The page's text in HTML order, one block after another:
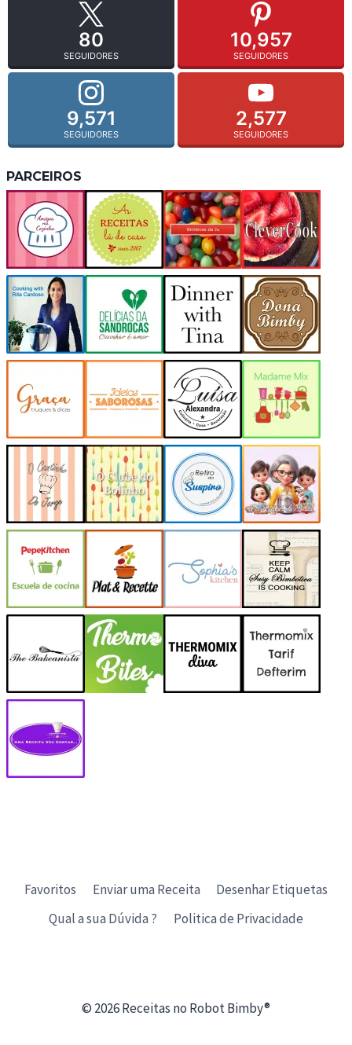
80
SEGUIDORES
10,957
SEGUIDORES
9,571
SEGUIDORES
2,577
SEGUIDORES
PARCEIROS
Favoritos Enviar uma Receita
Desenhar Etiquetas
Qual a sua Dúvida ?
Politica de Privacidade
© 2026 Receitas no Robot Bimby®